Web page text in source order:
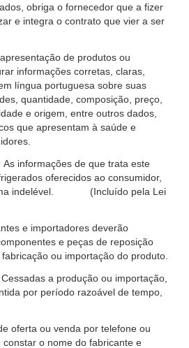
obriga o fornecedor que a fizer
e integra o contrato que vier a ser
de produtos ou
informações corretas, claras,
língua portuguesa sobre suas
quantidade, composição, preço,
e origem, entre outros dados,
que apresentam à saúde e
As informações de que trata este
oferecidos ao consumidor,
indelével. (Incluído pela Lei
e importadores deverão
e peças de reposição
ou importação do produto.
Cessadas a produção ou importação,
por período razoável de tempo,
oferta ou venda por telefone ou
o nome do fabricante e